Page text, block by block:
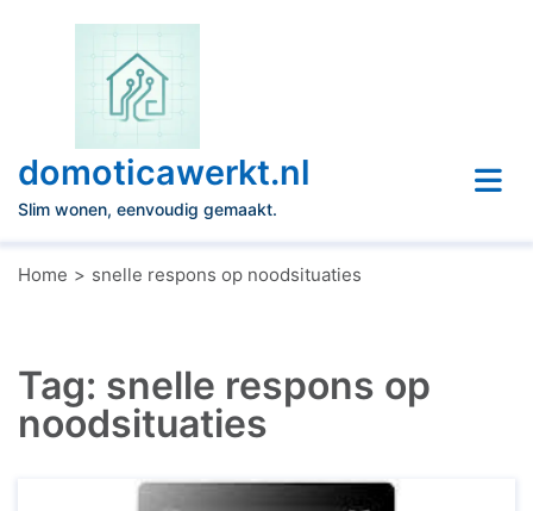
domoticawerkt.nl
Slim wonen, eenvoudig gemaakt.
Home snelle respons op noodsituaties
Tag: snelle respons op
noodsituaties